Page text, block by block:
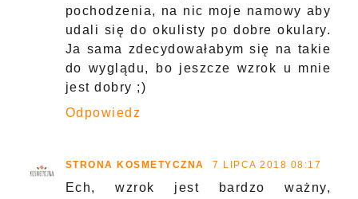
pochodzenia, na nic moje namowy aby
udali się do okulisty po dobre okulary.
Ja sama zdecydowałabym się na takie
do wyglądu, bo jeszcze wzrok u mnie
jest dobry ;)
Odpowiedz
STRONA KOSMETYCZNA 7 LIPCA 2018 08:17
Ech, wzrok jest bardzo ważny,